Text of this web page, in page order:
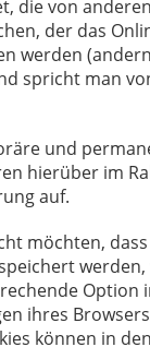
die von
der das
werden
spricht man
und
hierüber im
auf.
möchten,
Option
ihres
können in den